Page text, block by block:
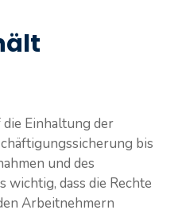
Einhaltung der
bis
und des
wichtig, dass die Rechte
Arbeitnehmern